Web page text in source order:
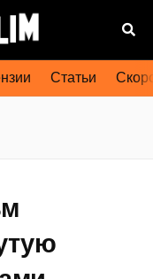
Статьи